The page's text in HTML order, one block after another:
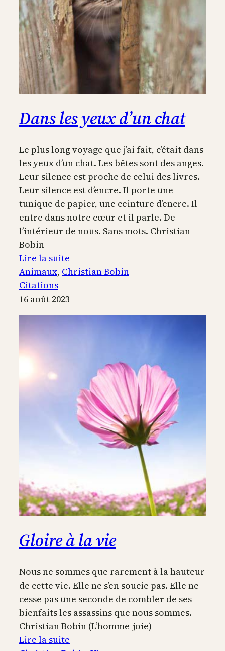
Dans les yeux d’un chat
Le plus long voyage que j’ai fait, c’était dans
les yeux d’un chat. Les bêtes sont des anges.
Leur silence est proche de celui des livres.
Leur silence est d’encre. Il porte une
tunique de papier, une ceinture d’encre. Il
entre dans notre cœur et il parle. De
l’intérieur de nous. Sans mots. Christian
Bobin
Lire la suite
Dans
d’un
Animaux, Christian Bobin
Citations
16 août 2023
Gloire à la vie
Nous ne sommes que rarement à la hauteur
de cette vie. Elle ne s’en soucie pas. Elle ne
cesse pas une seconde de combler de ses
bienfaits les assassins que nous sommes.
Christian Bobin (L’homme-joie)
Lire la suite